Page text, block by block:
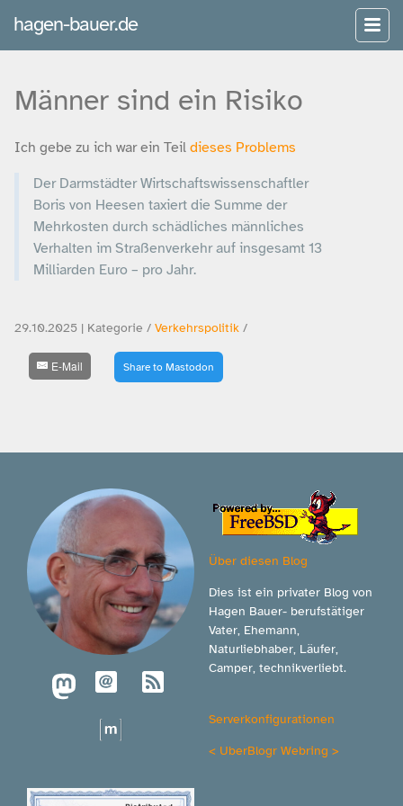
hagen-bauer.de
Männer sind ein Risiko
Ich gebe zu ich war ein Teil dieses Problems
Der Darmstädter Wirtschaftswissenschaftler
Boris von Heesen taxiert die Summe der
Mehrkosten durch schädliches männliches
Verhalten im Straßenverkehr auf insgesamt 13
Milliarden Euro – pro Jahr.
29.10.2025 | Kategorie / Verkehrspolitik /
E-Mail Share to Mastodon
Über diesen Blog
Dies ist ein privater Blog von
Hagen Bauer- berufstätiger
Vater, Ehemann,
Naturliebhaber, Läufer,
Camper, technikverliebt.
Serverkonfigurationen
< UberBlogr Webring >